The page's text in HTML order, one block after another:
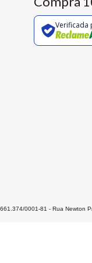
Verificada
0001-81 - Rua Newton